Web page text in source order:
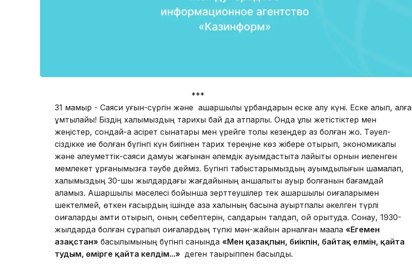
***
31 мамыр - Саяси қуғын-сүргін және ашаршылық құрбандарын еске алу күні. Еске алып, алға
ұмтылайық! Біздің халқымыздың тарихы бай да қатпарлы. Онда ұлы же­тістіктер мен
жеңістер, сондай-ақ қасірет сынақтары мен үрейге толы кезеңдер аз болған жоқ. Тәуел­
сіздікке ие болған бүгінгі күн биі­гінен тарих тереңіне көз жібере оты­рып, экономикалық
және әлеу­меттік-саяси дамуы жағынан әлем­дік қауымдастықта лайықты орнын иеленген
мемлекет құр­ға­ны­мызға тәубе дейміз. Бүгінгі табыс­тарымыздың ауқымды­лы­ғын шамалап,
халқымыздың 30-шы жыл­дардағы жағдайының қан­шалықты ауыр болғанын ба­ғамдай
аламыз. Ашаршылық мәселесі бойынша зерттеушілер тек ашаршылық оқиғаларымен
шектелмей, өткен ғасырдың ішінде қазақ халқының басына ауыртпалық әкелген түрлі
оқиғаларды қамти отырып, оның себептерін, салдарын талдап, ой қорытуда. Сонау, 1930-
жылдарда болған сұрапыл оқиғалардың түп­кі мән-жайын арналған мақала «Егемен
Қазақстан» басылымының бүгінгі санында «Мен қазақпын, биікпін, байтақ елмін, қайта
тудым, өмірге қайта келдім...» деген тақырыппен басылды.